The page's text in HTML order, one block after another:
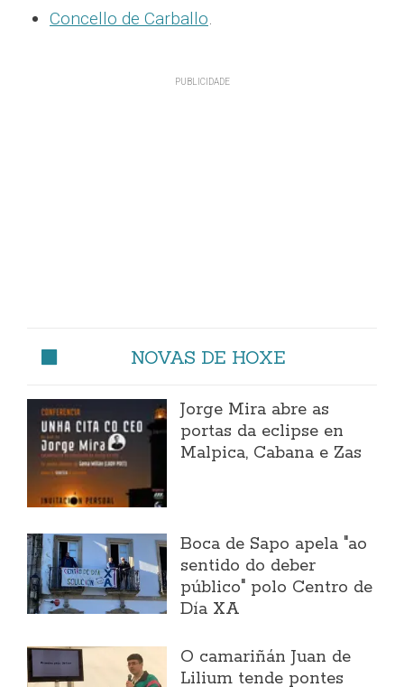
Concello de Carballo.
NOVAS DE HOXE
Jorge Mira abre as
portas da eclipse en
Malpica, Cabana e Zas
Boca de Sapo apela "ao
sentido do deber
público" polo Centro de
Día XA
O camariñán Juan de
Lilium tende pontes